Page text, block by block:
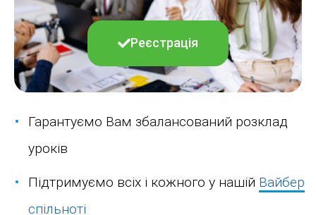
Реєстрація
Гарантуємо Вам збалансований розклад
уроків
Підтримуємо всіх і кожного у нашій Вайбер
спільноті